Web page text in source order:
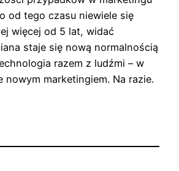
od tego czasu niewiele się
więcej od 5 lat, widać
staje się nową normalnością
razem z ludźmi – w
nowym marketingiem. Na razie.